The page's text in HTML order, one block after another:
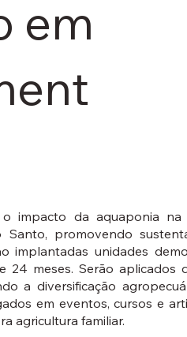
em
impacto da aquaponia na
promovendo
implantadas unidades
24 meses. Serão
a diversificação
em eventos, cursos e
agricultura familiar.